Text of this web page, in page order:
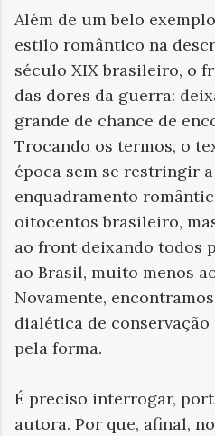
Além de um belo
estilo romântico na
século XIX brasileiro, o
das dores da guerra:
grande de chance de
Trocando os termos, o
época sem se restringir
enquadramento
oitocentos brasileiro,
ao front deixando todos
ao Brasil, muito menos
Novamente,
dialética de
pela forma.
É preciso interrogar,
autora. Por que, afinal,